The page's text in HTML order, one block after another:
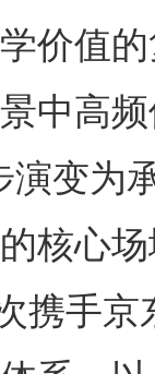
价值
中高
演变为
核心
携手京